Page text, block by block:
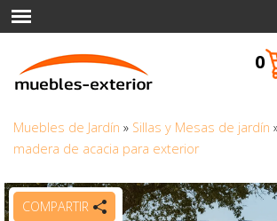
Muebles de Jardín » Sillas y Mesas de jardín
madera de acacia para exterior
COMPARTIR
0